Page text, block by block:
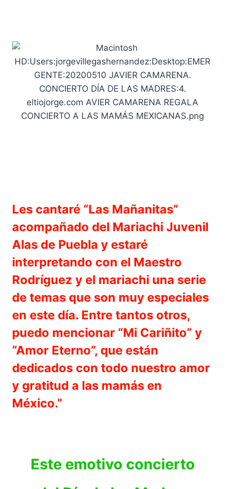
Les cantaré “Las Mañanitas”
acompañado del Mariachi Juvenil
Alas de Puebla y estaré
interpretando con el Maestro
Rodríguez y el mariachi una serie
de temas que son muy especiales
en este día. Entre tantos otros,
puedo mencionar “Mi Cariñito” y
“Amor Eterno”, que están
dedicados con todo nuestro amor
y gratitud a las mamás en
México.”
Este emotivo concierto